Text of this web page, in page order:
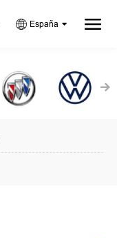
España